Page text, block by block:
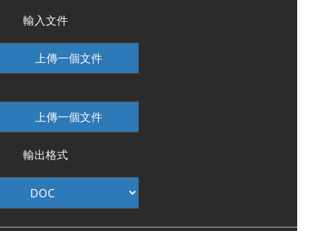
輸入文件
上傳一個文件
上傳一個文件
輸出格式